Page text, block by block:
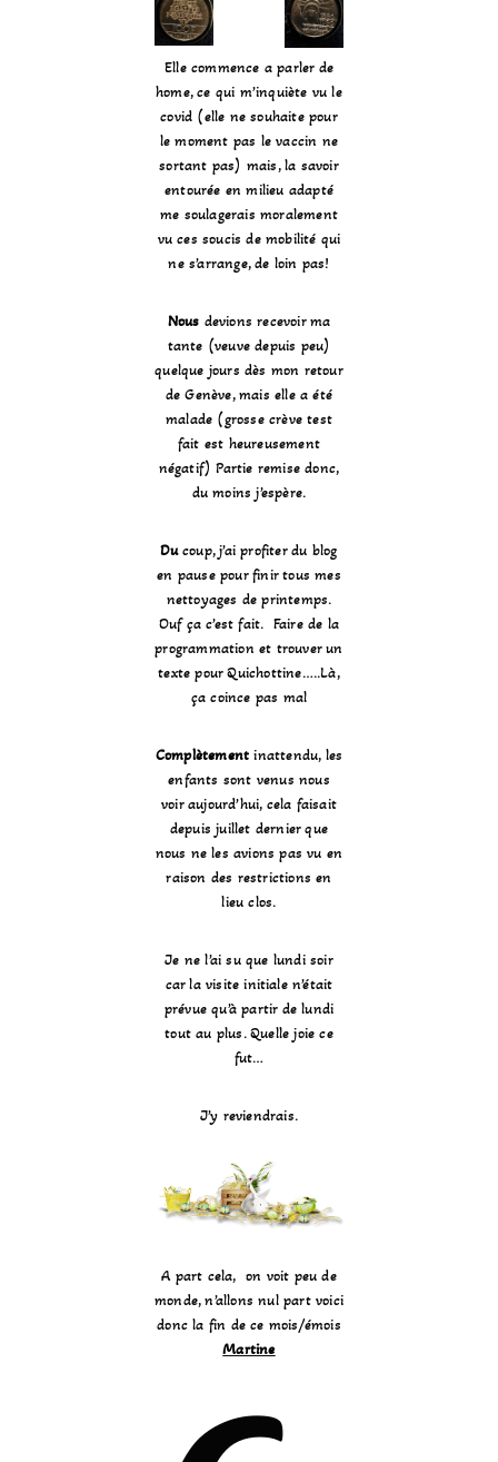
Elle commence a parler de
home, ce qui m’inquiète vu le
covid (elle ne souhaite pour
le moment pas le vaccin ne
sortant pas) mais, la savoir
entourée en milieu adapté
me soulagerais moralement
vu ces soucis de mobilité qui
ne s’arrange, de loin pas!
Nous devions recevoir ma
tante (veuve depuis peu)
quelque jours dès mon retour
de Genève, mais elle a été
malade (grosse crève test
fait est heureusement
négatif) Partie remise donc,
du moins j’espère.
Ducoup, j’ai profiter du blog
en pause pour finir tous mes
nettoyages de printemps.
Ouf ça c’est fait. Faire de la
programmation et trouver un
texte pour Quichottine…..Là,
ça coince pas mal
Complètement inattendu, les
enfants sont venus nous
voir aujourd’hui, cela faisait
depuis juillet dernier que
nous ne les avions pas vu en
raison des restrictions en
lieu clos.
Je ne l’ai su que lundi soir
car la visite initiale n’était
prévue qu’à partir de lundi
tout au plus. Quelle joie ce
fut…
J’y reviendrais.
A part cela, on voit peu de
monde, n’allons nul part voici
donc la fin de ce mois/émois
Martine